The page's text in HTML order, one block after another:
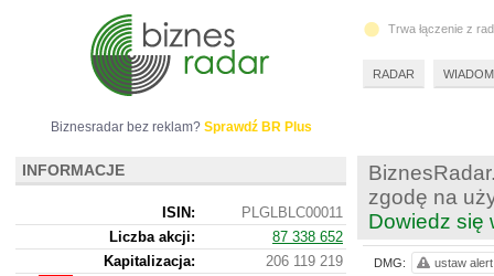
zgodę na
Dowiedz się
DMG: ustaw alert
Biznesradar bez reklam? Sprawdź BR Plus
INFORMACJE
ISIN:
PLGLBLC00011
Liczba akcji:
87 338 652
Kapitalizacja:
206 119 219
Trwa łączenie z
RADAR